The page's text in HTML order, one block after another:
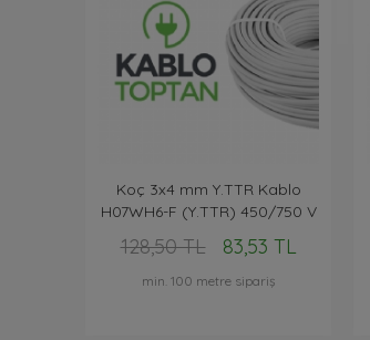
Koç 3x4 mm Y.TTR Kablo
H07WH6-F (Y.TTR) 450/750 V
128,50 TL 83,53 TL
min. 100 metre sipariş